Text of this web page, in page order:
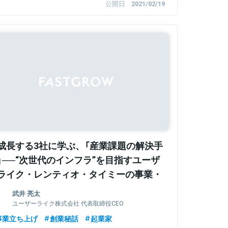
公開日 2021/02/19
長する3社に学ぶ、「産業課題の解決手
──“次世代のインフラ”を目指すユーザ
イク・レンティオ・タイミーの事業・
の創り方
武井 亮太
ユーザーライク株式会社 代表取締役CEO
業立ち上げ 創業秘話 起業家